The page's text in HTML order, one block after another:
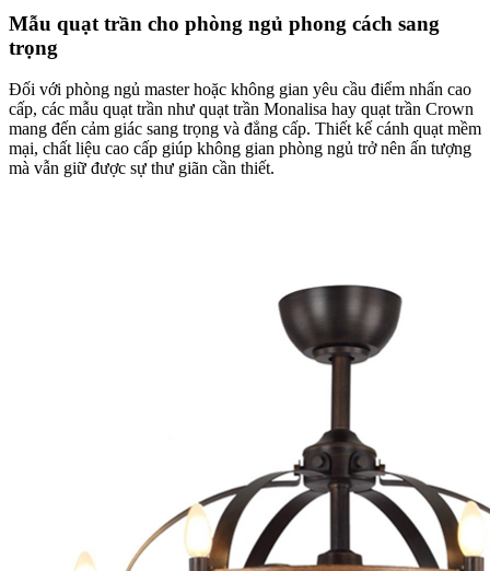
Mẫu quạt trần cho phòng ngủ phong cách sang
trọng
Đối với phòng ngủ master hoặc không gian yêu cầu điểm nhấn cao
cấp, các mẫu quạt trần như quạt trần Monalisa hay quạt trần Crown
mang đến cảm giác sang trọng và đẳng cấp. Thiết kế cánh quạt mềm
mại, chất liệu cao cấp giúp không gian phòng ngủ trở nên ấn tượng
mà vẫn giữ được sự thư giãn cần thiết.